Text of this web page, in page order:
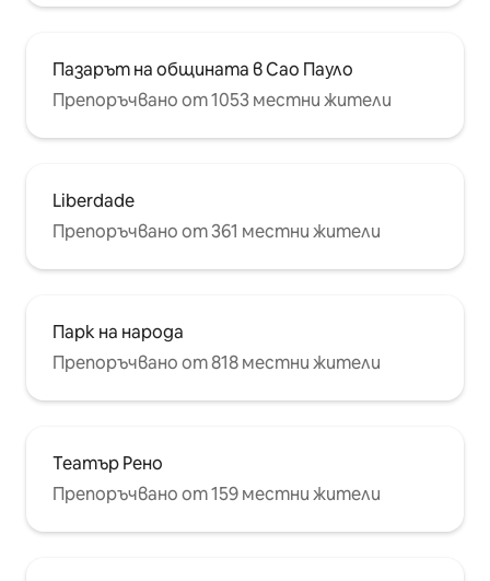
Пазарът на общината в Сао Пауло
Препоръчвано от 1053 местни жители
Liberdade
Препоръчвано от 361 местни жители
Парк на народа
Препоръчвано от 818 местни жители
Театър Рено
Препоръчвано от 159 местни жители